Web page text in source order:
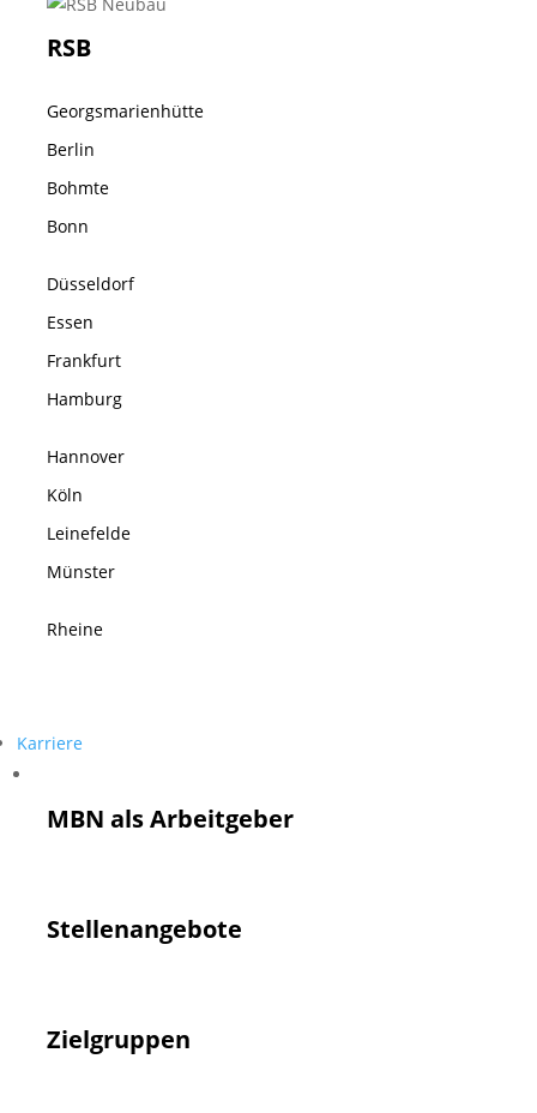
RSB
Georgsmarienhütte
Berlin
Bohmte
Bonn
Düsseldorf
Essen
Frankfurt
Hamburg
Hannover
Köln
Leinefelde
Münster
Rheine
Karriere
MBN als Arbeitgeber
Stellenangebote
Zielgruppen